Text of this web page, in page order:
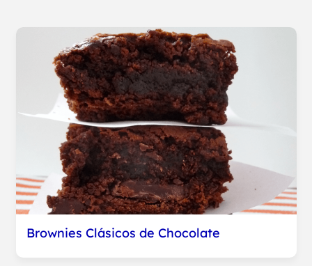
Brownies Clásicos de Chocolate